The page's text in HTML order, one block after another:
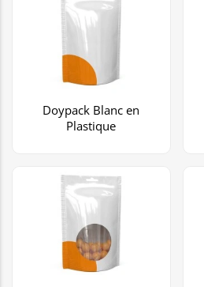
Doypack Blanc en
Plastique